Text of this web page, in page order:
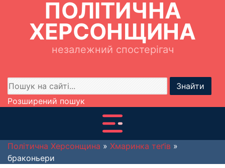
ПОЛІТИЧНА
ХЕРСОНЩИНА
незалежний спостерігач
Знайти
Розширений пошук
Політична Херсонщина » Хмаринка теґів »
браконьери